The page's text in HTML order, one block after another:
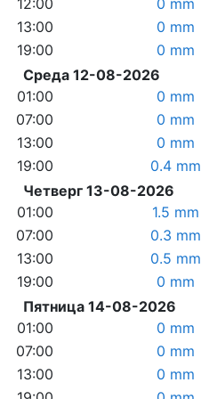
13:00
0 mm
19:00
0 mm
Среда 12-08-2026
01:00
0 mm
07:00
0 mm
13:00
0 mm
19:00
0.4 mm
Четверг 13-08-2026
01:00
1.5 mm
07:00
0.3 mm
13:00
0.5 mm
19:00
0 mm
Пятница 14-08-2026
01:00
0 mm
07:00
0 mm
13:00
0 mm